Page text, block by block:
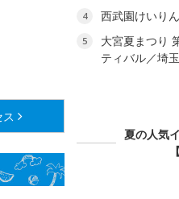
4 西武園けいり
5
大宮夏まつり
ティバル／埼
夏の人気